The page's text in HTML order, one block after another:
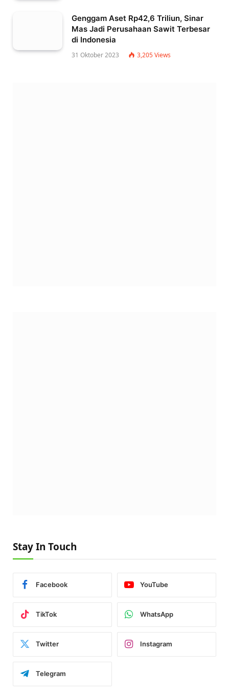
Genggam Aset Rp42,6 Triliun, Sinar
Mas Jadi Perusahaan Sawit Terbesar
di Indonesia
31 Oktober 2023 3,205Views
Stay In Touch
Facebook YouTube
TikTok WhatsApp
Twitter Instagram
Telegram